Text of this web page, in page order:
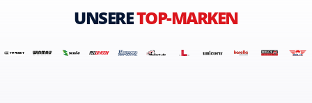
UNSERETOP-MARKEN